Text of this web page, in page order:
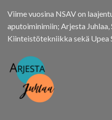
Viime vuosina NSAV on
aputoiminimiin; Arjesta Juhlaa,
Kiinteistötekniikka sekä Upea